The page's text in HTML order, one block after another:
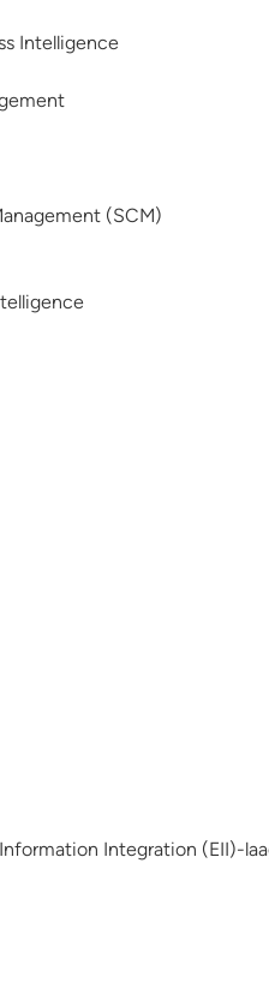
Intelligence
(SCM)
Integration (EII)-